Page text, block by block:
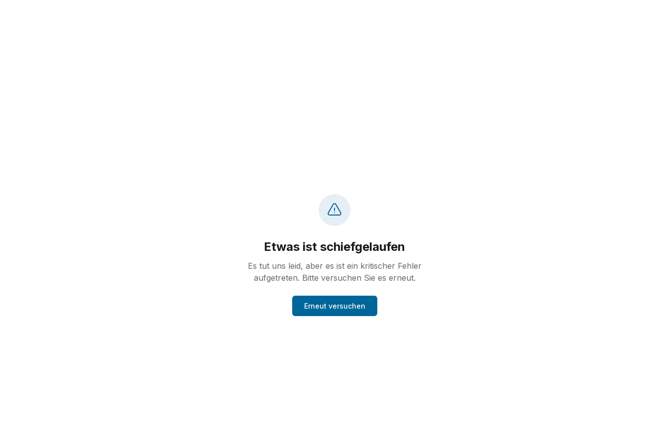
Etwas ist schiefgelaufen
Es tut uns leid, aber es ist ein kritischer Fehler
aufgetreten. Bitte versuchen Sie es erneut.
Erneut versuchen